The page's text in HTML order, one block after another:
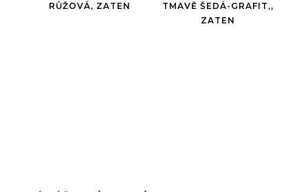
RŮŽOVÁ, ZATEN
TMAVĚ ŠEDÁ-GRAFIT,,
ZATEN